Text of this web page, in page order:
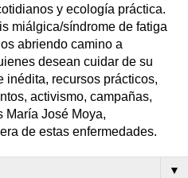
y ecología práctica.
miálgica/síndrome de fatiga
abriendo camino a
desean cuidar de su
inédita, recursos prácticos,
activismo, campañas,
María José Moya,
de estas enfermedades.
▼